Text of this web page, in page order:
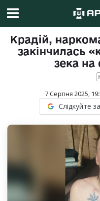
Крадій,
закінчилась
зека на
7 Серпня 2025,
Слідкуйте